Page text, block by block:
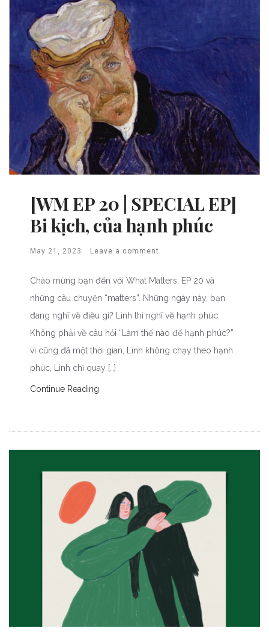
[WM EP 20 | SPECIAL EP]
Bi kịch, của hạnh phúc
May 21, 2023 Leave a comment
Chào mừng bạn đến với What Matters, EP 20 và
những câu chuyện “matters”. Những ngày này, bạn
đang nghĩ về điều gì? Linh thì nghĩ về hạnh phúc.
Không phải về câu hỏi “Làm thế nào để hạnh phúc?”
vì cũng đã một thời gian, Linh không chạy theo hạnh
phúc, Linh chỉ quay […]
Continue Reading